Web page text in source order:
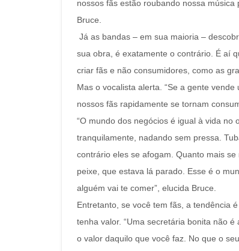
nossos fãs estão roubando nossa música
Bruce.
Já as bandas – em sua maioria –
sua obra, é exatamente o contrário. É aí
criar fãs e não consumidores, como as
Mas o vocalista alerta. “Se a gente
nossos fãs rapidamente se tornam
“O mundo dos negócios é igual à vida
tranquilamente, nadando sem pressa.
contrário eles se afogam. Quanto mais
peixe, que estava lá parado. Esse é o
alguém vai te comer”, elucida Bruce.
Entretanto, se você tem fãs, a tendência
tenha valor. “Uma secretária bonita não
o valor daquilo que você faz. No que o